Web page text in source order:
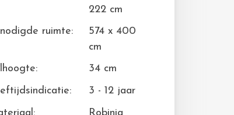
222 cm
ruimte:
574 x 400
cm
34 cm
3 - 12 jaar